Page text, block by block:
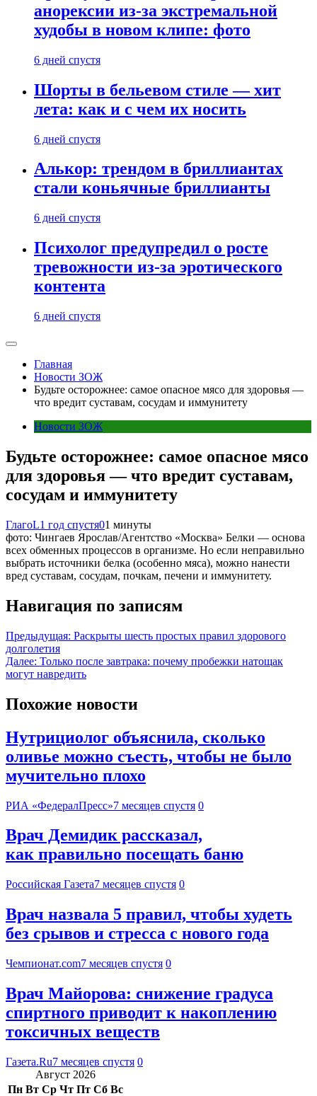
анорексии из-за экстремальной
худобы в новом клипе: фото
6 дней спустя
Шорты в бельевом стиле — хит
лета: как и с чем их носить
6 дней спустя
Алькор: трендом в бриллиантах
стали коньячные бриллианты
6 дней спустя
Психолог предупредил о росте
тревожности из-за эротического
контента
6 дней спустя
Главная
Новости ЗОЖ
Будьте осторожнее: самое опасное мясо для здоровья —
что вредит суставам, сосудам и иммунитету
Новости ЗОЖ
Будьте осторожнее: самое опасное мясо
для здоровья — что вредит суставам,
сосудам и иммунитету
ГлагоL1 год спустя01 минуты
фото: Чингаев Ярослав/Агентство «Москва» Белки — основа
всех обменных процессов в организме. Но если неправильно
выбрать источники белка (особенно мяса), можно нанести
вред суставам, сосудам, почкам, печени и иммунитету.
Навигация по записям
Предыдущая: Раскрыты шесть простых правил здорового
долголетия
Далее: Только после завтрака: почему пробежки натощак
могут навредить
Похожие новости
Нутрициолог объяснила, сколько
оливье можно съесть, чтобы не было
мучительно плохо
РИА «ФедералПресс»7 месяцев спустя 0
Врач Демидик рассказал,
как правильно посещать баню
Российская Газета7 месяцев спустя 0
Врач назвала 5 правил, чтобы худеть
без срывов и стресса с нового года
Чемпионат.com7 месяцев спустя 0
Врач Майорова: снижение градуса
спиртного приводит к накоплению
токсичных веществ
Газета.Ru7 месяцев спустя 0
Август 2026
Пн Вт Ср Чт Пт Сб Вс